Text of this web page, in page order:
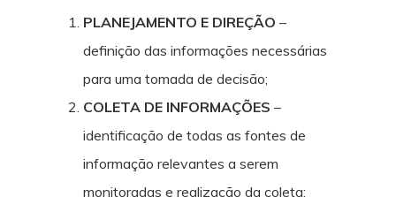
PLANEJAMENTO E DIREÇÃO –
definição das informações necessárias
para uma tomada de decisão;
COLETA DE INFORMAÇÕES –
identificação de todas as fontes de
informação relevantes a serem
monitoradas e realização da coleta;